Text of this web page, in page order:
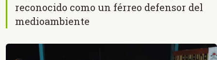
reconocido como un férreo defensor del
medioambiente